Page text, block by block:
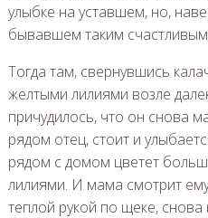
улыбке на уставшем, но,
бывавшем таким
Тогда там, свернувшись
желтыми лилиями возле
причудилось, что он снова
рядом отец, стоит и
рядом с домом цветет
лилиями. И мама смотрит
теплой рукой по щеке,